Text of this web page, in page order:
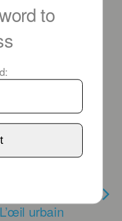
se tourne
pour les
urbain
to